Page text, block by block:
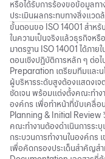
หรือได้รับการร้องขอข้อมูลทา
ประเมินผลกระทบทางสิ่งแ
ขั้นตอนขอ ISO 14001 สำหรับ
ในความเป็นจริงแล้วธุรกิจหรื
มาตรฐาน ISO 14001 ได้ภาย
ตอนเชิงปฏิบัติการหลัก ๆ ต่อไ
Preparation เตรียมทีมและ
ผู้บริหารระดับสูงต้องแสดงเ
ชัดเจน พร้อมแต่งตั้งคณะทำ
องค์กร เพื่อทำหน้าที่ขับเคลื่อ
Planning & Initial Review
คณะทำงานต้องดำเนินการระ
กระบวนการทำงานในองค์กร
เพื่อคัดกรองประเด็นสำคัญส